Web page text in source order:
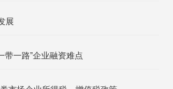
展
带一路”企业融资难点